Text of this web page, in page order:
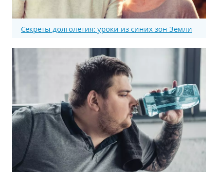
Секреты долголетия: уроки из синих зон Земли